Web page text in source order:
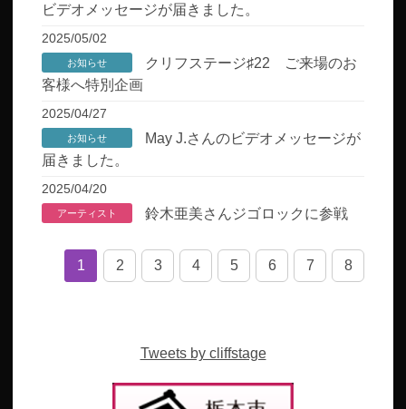
ビデオメッセージが届きました。
2025/05/02
お知らせ
クリフステージ♯22 ご来場のお
客様へ特別企画
2025/04/27
お知らせ
May J.さんのビデオメッセージが
届きました。
2025/04/20
アーティスト 鈴木亜美さんジゴロックに参戦
1 2 3 4 5 6 7 8
Tweets by cliffstage